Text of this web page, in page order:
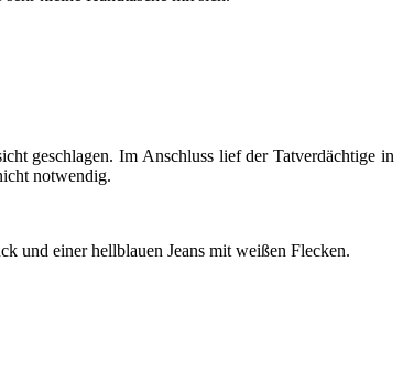
geschlagen. Im Anschluss lief der Tatverdächtige in
notwendig.
und einer hellblauen Jeans mit weißen Flecken.